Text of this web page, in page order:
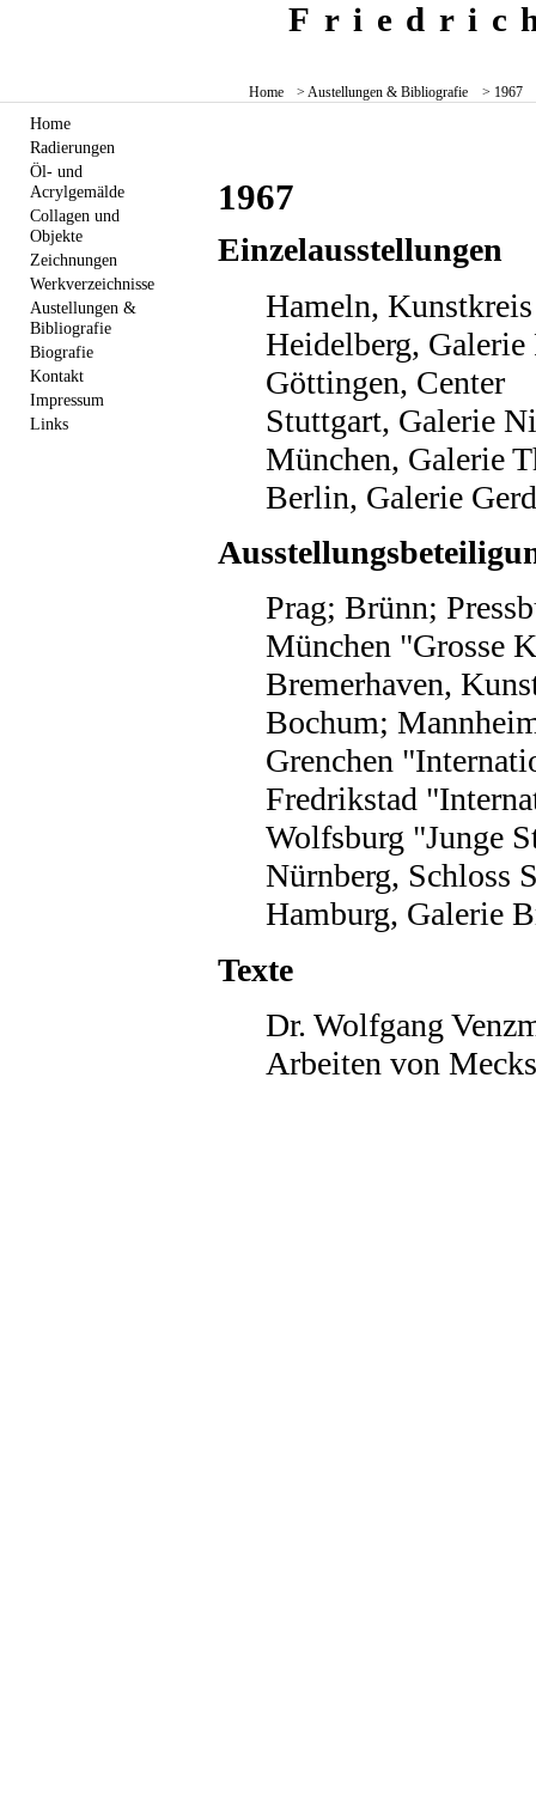
Home > Austellungen & Bibliografie > 1967
1967
Einzelausstellungen
Hameln, Kunstkreis
Heidelberg, Galerie
Göttingen, Center
Stuttgart, Galerie
München, Galerie
Berlin, Galerie
Prag; Brünn;
München "Grosse
Bremerhaven,
Bochum;
Grenchen
Fredrikstad
Wolfsburg "Junge
Nürnberg, Schloss
Hamburg, Galerie
Texte
Dr. Wolfgang
Arbeiten von
Home
Radierungen
Öl- und
Acrylgemälde
Collagen und
Objekte
Zeichnungen
Werkverzeichnisse
Austellungen &
Bibliografie
Biografie
Kontakt
Impressum
Links